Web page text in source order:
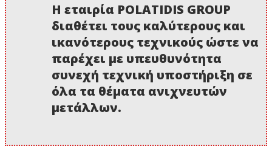
Η εταιρία POLATIDIS GROUP
διαθέτει τους καλύτερους και
ικανότερους τεχνικούς ώστε να
παρέχει με υπευθυνότητα
συνεχή τεχνική υποστήριξη σε
όλα τα θέματα ανιχνευτών
μετάλλων.